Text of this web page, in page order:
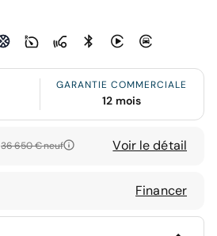
GARANTIE COMMERCIALE
12 mois
36 650 €neuf Voir le détail
Financer